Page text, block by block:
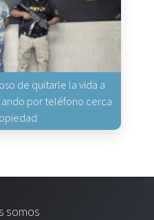
de quitarle la vida a
por teléfono cerca
somos